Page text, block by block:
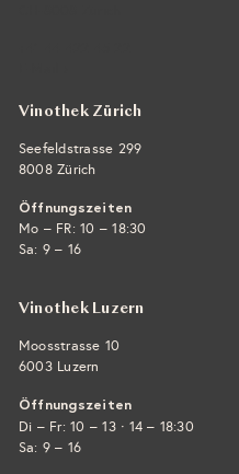
Vinothek Zürich
Seefeldstrasse 299
8008 Zürich
Öffnungszeiten
Mo – FR: 10 – 18:30
Sa: 9 – 16
Vinothek Luzern
Moosstrasse 10
6003 Luzern
Öffnungszeiten
Di – Fr: 10 – 13 · 14 – 18:30
Sa: 9 – 16